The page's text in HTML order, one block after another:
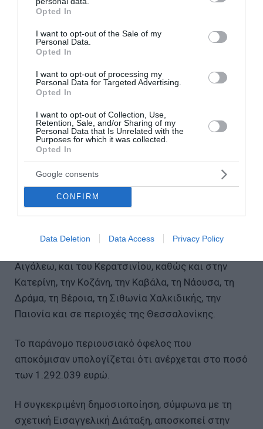
grant or deny consent to Google and its third-party tags to
use your data for below specified purposes in below Google
consent section.
Opted In
I want to opt-out of the Sale of my
Personal Data.
Opted In
I want to opt-out of processing my
Personal Data for Targeted Advertising.
Opted In
I want to opt-out of Collection, Use,
Retention, Sale, and/or Sharing of my
Personal Data that Is Unrelated with the
Purposes for which it was collected.
Opted In
Google consents
CONFIRM
Data Deletion Data Access Privacy Policy
οχήματα ή οχήματα συγγενών τους, προκειμένου
να δυσχεράνουν τον εντοπισμό τους.
πλήθος τηλεφωνικών συνδέσεων, που ανήκαν σε
αχυρανθρώπους, ενώ για τη μεταξύ τους
επικοινωνία χρησιμοποιούσαν διαδικτυακή
εφαρμογή, γεγονός που καταδεικνύει την
οργάνωση και τον επαγγελματισμό τους.
Από την προανακριτική έρευνα της ανωτέρω
Υπηρεσίας εξιχνιάστηκαν συνολικά 41
περιπτώσεις, που έλαβαν χώρα στις περιοχές του
Περιστερίου, του Ιλίου, της Καλλιθέας, της
Αργυρούπολης, της Φιλοθέης, Των Αγίων
Αιγάλεω, και του Κερατσινίου, καθώς και στην
Κατερίνη, την Κοζάνη, την Καβάλα, τη Νάουσα, τη
Δράμα, τη Βέροια, τη Σιθωνία Χαλκιδικής, την
Παιονία και σε περιοχές της Θεσσαλονίκης.
Το παράνομο περιουσιακό όφελος που
αποκόμισαν υπολογίζεται ότι ανέρχεται στο ποσό
των 1.292.039 ευρώ.
Η συγκεκριμένη δημοσιοποίηση, σύμφωνα με τη
σχετική Εισαγγελική Διάταξη, αποσκοπεί στην